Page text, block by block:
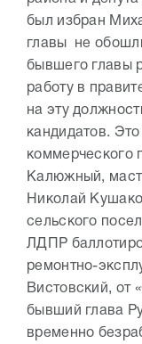
был избран
главы не
бывшего главы
работу в
на эту
кандидатов.
коммерческого
Калюжный,
Николай
сельского
ЛДПР
ремонтно-
Вистовский, от
бывший глава
временно